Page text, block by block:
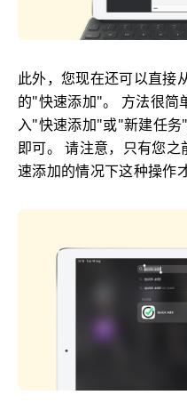
此外，您现在还可以直
的"快速添加"。 方法很
入"快速添加"或"新建任
即可。 请注意，只有您
速添加的情况下这种操作